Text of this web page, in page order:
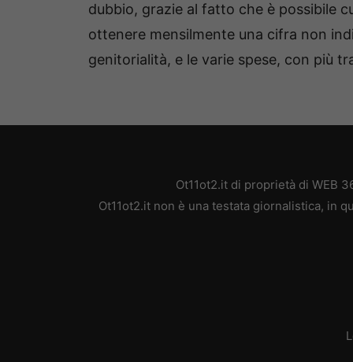
dubbio, grazie al fatto che è possibile
ottenere mensilmente una cifra non
genitorialità, e le varie spese, con più
Ot11ot2.it di proprietà di WEB
Ot11ot2.it non è una testata giornalistica, in